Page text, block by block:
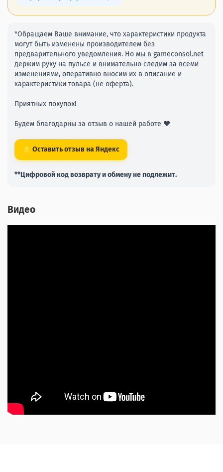
*Обращаем Ваше внимание, что характеристики продукта
могут быть изменены производителем без
предварительного уведомления. Но мы в gameconsol.net
держим руку на пульсе и внимательно следим за всеми
изменениями, оперативно вносим их в описание и
характеристики товара (не оферта).
Приятных покупок!
Будем благодарны за отзыв о нашей работе ❤️
⭐ Оставить отзыв на Яндекс
**Цифровой код возврату и обмену не подлежит.
Видео